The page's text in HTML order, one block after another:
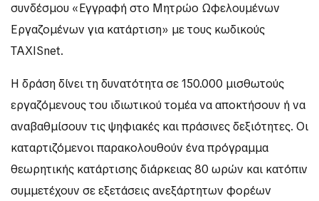
συνδέσμου «Εγγραφή στο Μητρώο Ωφελουμένων
Εργαζομένων για κατάρτιση» με τους κωδικούς
TAXISnet.
Η δράση δίνει τη δυνατότητα σε 150.000 μισθωτούς
εργαζόμενους του ιδιωτικού τομέα να αποκτήσουν ή να
αναβαθμίσουν τις ψηφιακές και πράσινες δεξιότητες. Οι
καταρτιζόμενοι παρακολουθούν ένα πρόγραμμα
θεωρητικής κατάρτισης διάρκειας 80 ωρών και κατόπιν
συμμετέχουν σε εξετάσεις ανεξάρτητων φορέων